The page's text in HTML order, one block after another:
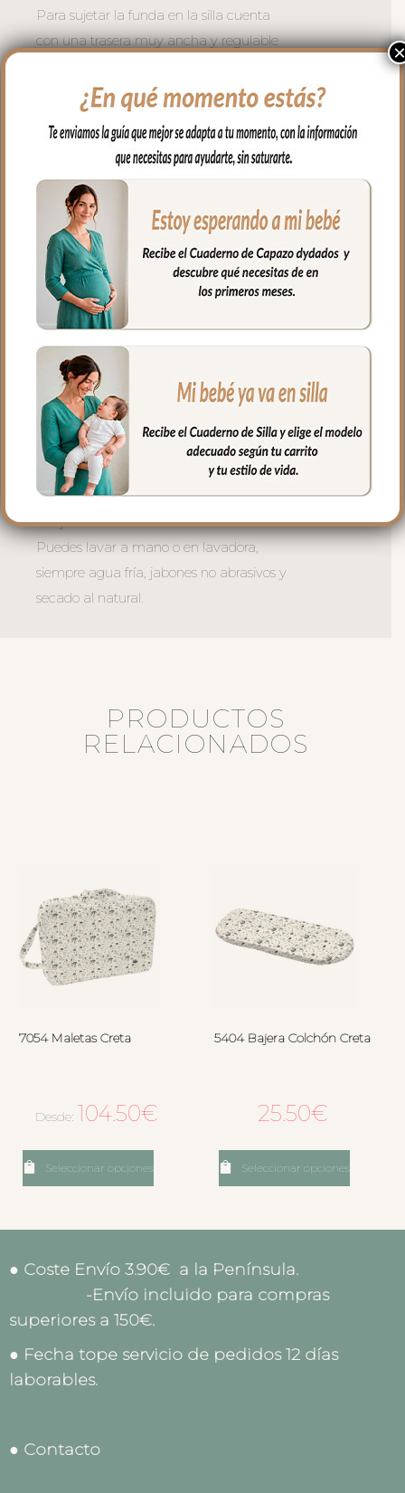
Para sujetar la funda en la silla cuenta
con una trasera muy ancha y regulable
gomitas por si la capota va unida al
respaldo y no puedes usar la trasera.
Cuenta con un sistema de sujeción
adicional el S_PLUS para conseguir que
a la funda quede mejor sujeta al
respaldo. Son unas cintas que pasas por
las aberturas de los arneses en el respaldo
hasta pasar a la parte posterior y se
abrochan entre ellas.
Las aberturas verticales en el respaldo y
ojales en el culete son aptas para la salida
de arenes de todo tipo de sillas.
Abertura en el centro de la funda para
permitir plegar las sillas que tienen cierre
de libro.
En la zona de los pies una trasera elástica
para sujetar la funda en la parte de
abajo.
Puedes lavar a mano o en lavadora,
siempre agua fría, jabones no abrasivos y
secado al natural.
PRODUCTOS
RELACIONADOS
7054 Maletas Creta
Desde: 104.50€
Seleccionar opciones
5404 Bajera Colchón Creta
25.50€
Seleccionar opciones
● Coste Envío 3.90€ a la Península.
-Envío incluido para compras
superiores a 150€.
● Fecha tope servicio de pedidos 12 días
laborables.
● Contacto
×